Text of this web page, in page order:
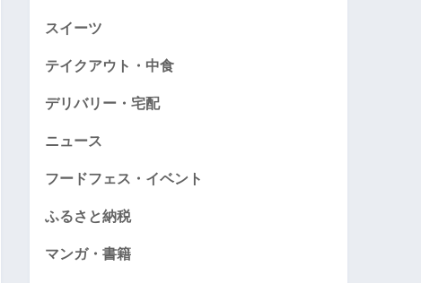
スイーツ
テイクアウト・中食
デリバリー・宅配
ニュース
フードフェス・イベント
ふるさと納税
マンガ・書籍